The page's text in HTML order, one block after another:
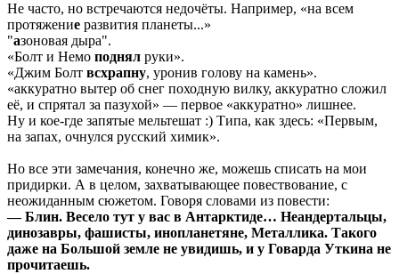
Не часто, но встречаются недочёты. Например, «на всем
протяжение развития планеты...»
"азоновая дыра".
«Болт и Немо поднял руки».
«Джим Болт всхрапну, уронив голову на камень».
«аккуратно вытер об снег походную вилку, аккуратно сложил
её, и спрятал за пазухой» — первое «аккуратно» лишнее.
Ну и кое-где запятые мельтешат :) Типа, как здесь: «Первым,
на запах, очнулся русский химик».
Но все эти замечания, конечно же, можешь списать на мои
придирки. А в целом, захватывающее повествование, с
неожиданным сюжетом. Говоря словами из повести:
— Блин. Весело тут у вас в Антарктиде… Неандертальцы,
динозавры, фашисты, инопланетяне, Металлика. Такого
даже на Большой земле не увидишь, и у Говарда Уткина не
прочитаешь.